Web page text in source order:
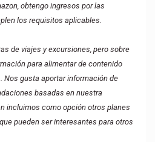
obtengo ingresos por las
los requisitos aplicables.
de viajes y excursiones, pero sobre
para alimentar de contenido
Nos gusta aportar información de
basadas en nuestra
incluimos como opción otros planes
pueden ser interesantes para otros